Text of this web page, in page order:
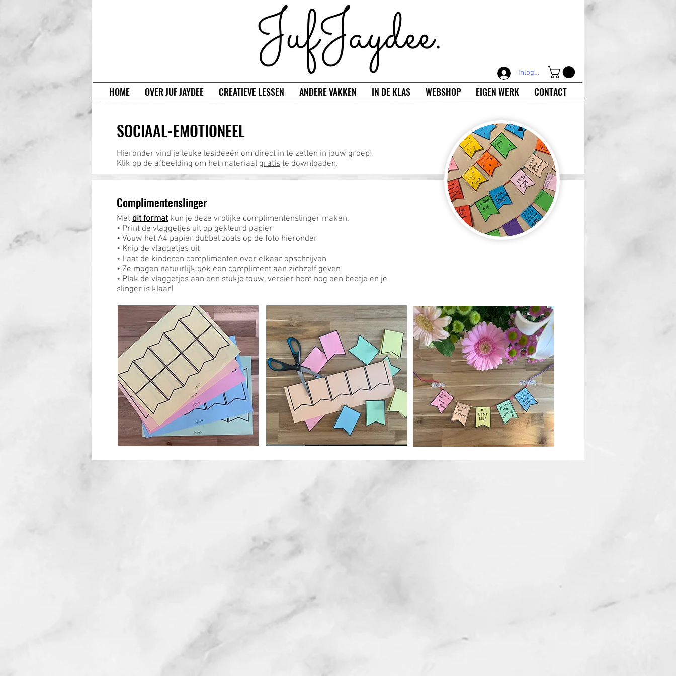
HOME OVER JUF JAYDEE CREATIEVE LESSEN ANDERE VAKKEN IN DE KLAS WEBSHOP EIGEN WERK CONTACT
Inloggen
SOCIAAL-EMOTIONEEL
Hieronder vind je leuke lesideeën om direct in te zetten in jouw groep!
Klik op de afbeelding om het materiaal gratis te downloaden.
Complimentenslinger
Met dit format kun je deze vrolijke complimentenslinger maken.
• Print de vlaggetjes uit op gekleurd papier
• Vouw het A4 papier dubbel zoals op de foto hieronder
• Knip de vlaggetjes uit
• Laat de kinderen complimenten over elkaar opschrijven
• Ze mogen natuurlijk ook een compliment aan zichzelf geven
• Plak de vlaggetjes aan een stukje touw, versier hem nog een beetje en je
slinger is klaar!